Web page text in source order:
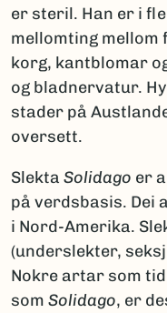
er steril. Han er i
mellomting mellom
korg, kantblomar
og bladnervatur.
stader på
oversett.
Slekta Solidago er
på verdsbasis. Dei
i Nord-Amerika.
(underslekter,
Nokre artar som
som Solidago, er